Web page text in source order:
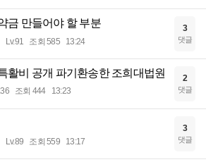
금 만들어야 할 부분
Lv.91 조회 585 13:24
3
댓글
활비 공개 파기환송한 조희대법원
조회 444 13:23
2
댓글
Lv.89 조회 559 13:17
3
댓글